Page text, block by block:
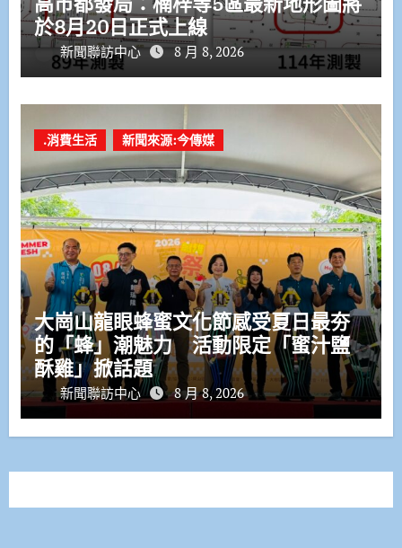
於8月20日正式上線
新聞聯訪中心 8 月 8, 2026
.消費生活 新聞來源:今傳媒
大崗山龍眼蜂蜜文化節感受夏日最夯
的「蜂」潮魅力 活動限定「蜜汁鹽
酥雞」掀話題
新聞聯訪中心 8 月 8, 2026